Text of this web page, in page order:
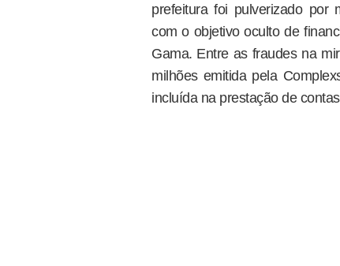
prefeitura foi pulverizado por
com o objetivo oculto de
Gama. Entre as fraudes na
milhões emitida pela
incluída na prestação de